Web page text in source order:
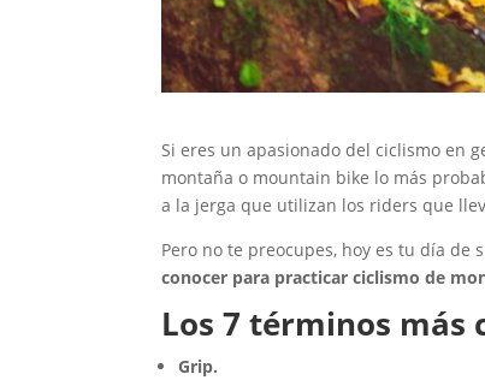
Si eres un apasionado del ciclismo en
montaña o mountain bike lo más
a la jerga que utilizan los riders que
Pero no te preocupes, hoy es tu día de
conocer para practicar ciclismo de
Los 7 términos más
Grip.